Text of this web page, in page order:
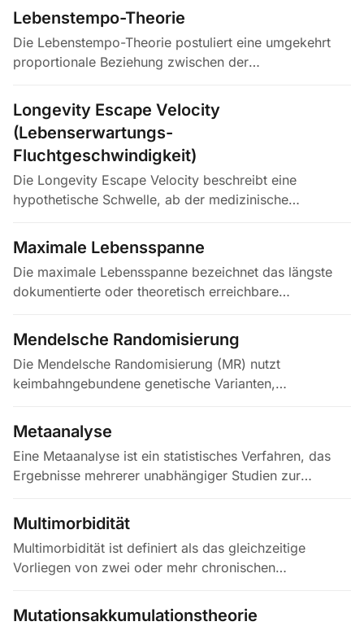
Bevölkerungsebene wird sie durch die…
Lebenstempo-Theorie
Die Lebenstempo-Theorie postuliert eine umgekehrt
proportionale Beziehung zwischen der
Lebensspanne: Je schneller Energie…
Longevity Escape Velocity
(Lebenserwartungs-
Fluchtgeschwindigkeit)
Die Longevity Escape Velocity beschreibt eine
hypothetische Schwelle, ab der medizinische
Kalenderjahr um mehr als ein Jahr…
Maximale Lebensspanne
Die maximale Lebensspanne bezeichnet das längste
dokumentierte oder theoretisch erreichbare
Bedingungen — nicht zu verwechseln mit…
Mendelsche Randomisierung
Die Mendelsche Randomisierung (MR) nutzt
keimbahngebundene genetische Varianten,
(SNPs), die in genomweiten Assoziationsstudien…
Metaanalyse
Eine Metaanalyse ist ein statistisches Verfahren, das
Ergebnisse mehrerer unabhängiger Studien zur
und einen gepoolten…
Multimorbidität
Multimorbidität ist definiert als das gleichzeitige
Vorliegen von zwei oder mehr chronischen
Erkrankung auszuzeichnen, eine…
Mutationsakkumulationstheorie